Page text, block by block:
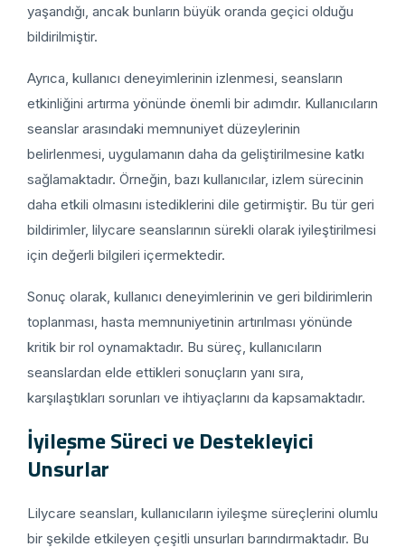
yaşandığı, ancak bunların büyük oranda geçici olduğu
bildirilmiştir.
Ayrıca, kullanıcı deneyimlerinin izlenmesi, seansların
etkinliğini artırma yönünde önemli bir adımdır. Kullanıcıların
seanslar arasındaki memnuniyet düzeylerinin
belirlenmesi, uygulamanın daha da geliştirilmesine katkı
sağlamaktadır. Örneğin, bazı kullanıcılar, izlem sürecinin
daha etkili olmasını istediklerini dile getirmiştir. Bu tür geri
bildirimler, lilycare seanslarının sürekli olarak iyileştirilmesi
için değerli bilgileri içermektedir.
Sonuç olarak, kullanıcı deneyimlerinin ve geri bildirimlerin
toplanması, hasta memnuniyetinin artırılması yönünde
kritik bir rol oynamaktadır. Bu süreç, kullanıcıların
seanslardan elde ettikleri sonuçların yanı sıra,
karşılaştıkları sorunları ve ihtiyaçlarını da kapsamaktadır.
İyileşme Süreci ve Destekleyici
Unsurlar
Lilycare seansları, kullanıcıların iyileşme süreçlerini olumlu
bir şekilde etkileyen çeşitli unsurları barındırmaktadır. Bu